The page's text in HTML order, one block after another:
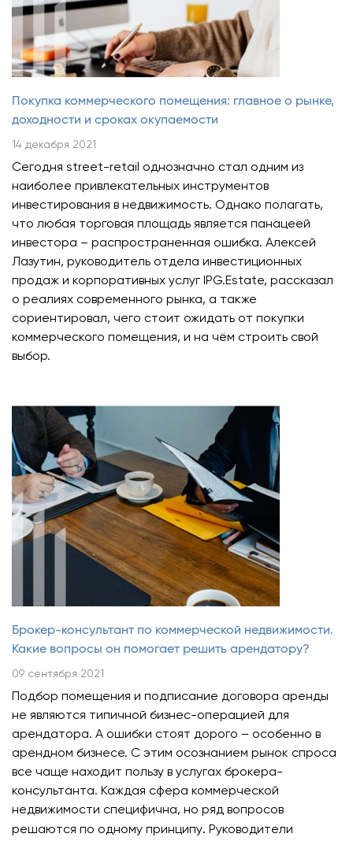
Покупка коммерческого помещения: главное о рынке,
доходности и сроках окупаемости
14 декабря 2021
Сегодня street-retail однозначно стал одним из
наиболее привлекательных инструментов
инвестирования в недвижимость. Однако полагать,
что любая торговая площадь является панацеей
инвестора – распространенная ошибка. Алексей
Лазутин, руководитель отдела инвестиционных
продаж и корпоративных услуг IPG.Estate, рассказал
о реалиях современного рынка, а также
сориентировал, чего стоит ожидать от покупки
коммерческого помещения, и на чём строить свой
выбор.
Брокер-консультант по коммерческой недвижимости.
Какие вопросы он помогает решить арендатору?
09 сентября 2021
Подбор помещения и подписание договора аренды
не являются типичной бизнес-операцией для
арендатора. А ошибки стоят дорого – особенно в
арендном бизнесе. С этим осознанием рынок спроса
все чаще находит пользу в услугах брокера-
консультанта. Каждая сфера коммерческой
недвижимости специфична, но ряд вопросов
решаются по одному принципу. Руководители